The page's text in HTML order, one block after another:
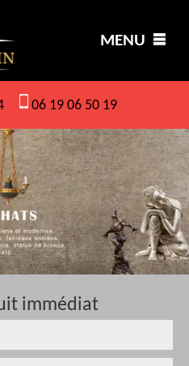
MENU
06 19 06 50 19
immédiat